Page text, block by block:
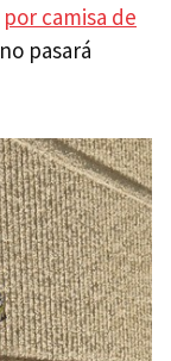
por camisa de
no pasará